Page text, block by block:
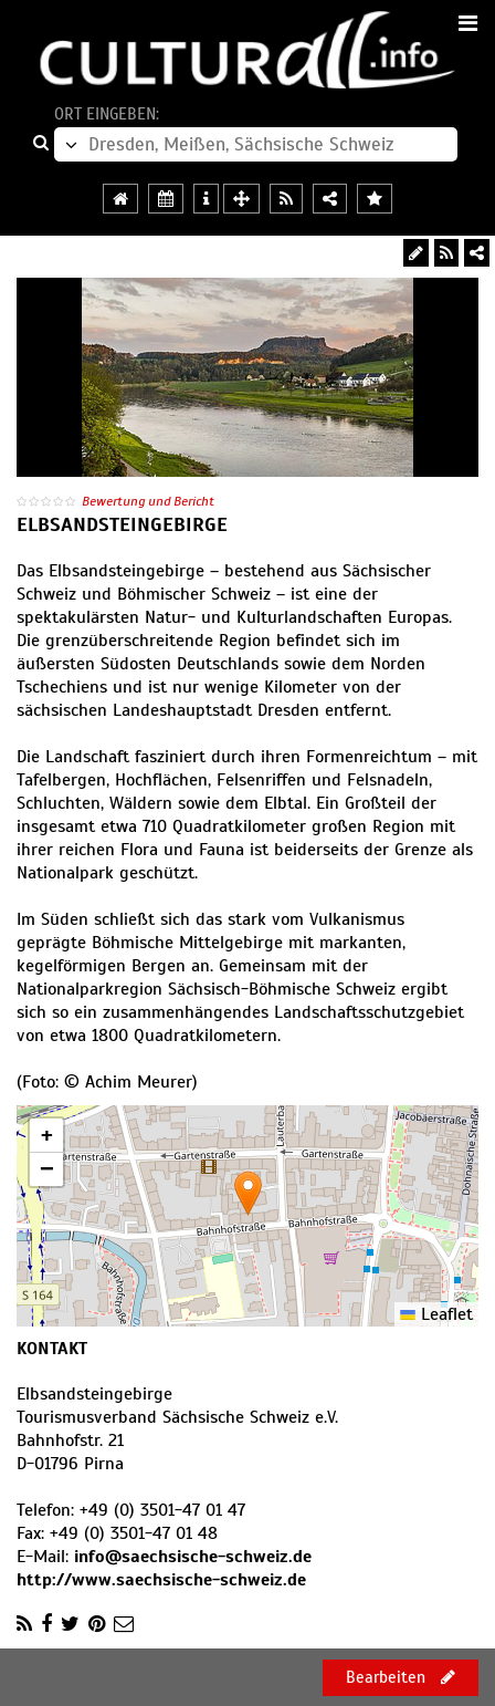
ORT EINGEBEN:
Bewertung und Bericht
ELBSANDSTEINGEBIRGE
Das Elbsandsteingebirge – bestehend aus Sächsischer
Schweiz und Böhmischer Schweiz – ist eine der
spektakulärsten Natur- und Kulturlandschaften Europas.
Die grenzüberschreitende Region befindet sich im
äußersten Südosten Deutschlands sowie dem Norden
Tschechiens und ist nur wenige Kilometer von der
sächsischen Landeshauptstadt Dresden entfernt.
Die Landschaft fasziniert durch ihren Formenreichtum – mit
Tafelbergen, Hochflächen, Felsenriffen und Felsnadeln,
Schluchten, Wäldern sowie dem Elbtal. Ein Großteil der
insgesamt etwa 710 Quadratkilometer großen Region mit
ihrer reichen Flora und Fauna ist beiderseits der Grenze als
Nationalpark geschützt.
Im Süden schließt sich das stark vom Vulkanismus
geprägte Böhmische Mittelgebirge mit markanten,
kegelförmigen Bergen an. Gemeinsam mit der
Nationalparkregion Sächsisch-Böhmische Schweiz ergibt
sich so ein zusammenhängendes Landschaftsschutzgebiet
von etwa 1800 Quadratkilometern.
(Foto: © Achim Meurer)
+
−
Leaflet
KONTAKT
Elbsandsteingebirge
Tourismusverband Sächsische Schweiz e.V.
Bahnhofstr. 21
D-01796 Pirna
Telefon: +49 (0) 3501-47 01 47
Fax: +49 (0) 3501-47 01 48
E-Mail: info@saechsische-schweiz.de
http://www.saechsische-schweiz.de
Bearbeiten